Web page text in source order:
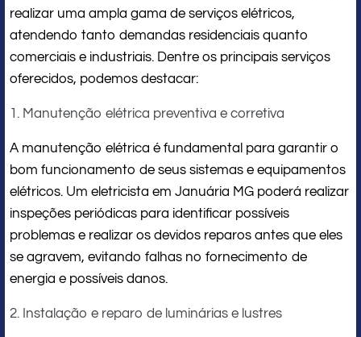
realizar uma ampla gama de serviços elétricos,
atendendo tanto demandas residenciais quanto
comerciais e industriais. Dentre os principais serviços
oferecidos, podemos destacar:
1. Manutenção elétrica preventiva e corretiva
A manutenção elétrica é fundamental para garantir o
bom funcionamento de seus sistemas e equipamentos
elétricos. Um eletricista em Januária MG poderá realizar
inspeções periódicas para identificar possíveis
problemas e realizar os devidos reparos antes que eles
se agravem, evitando falhas no fornecimento de
energia e possíveis danos.
2. Instalação e reparo de luminárias e lustres